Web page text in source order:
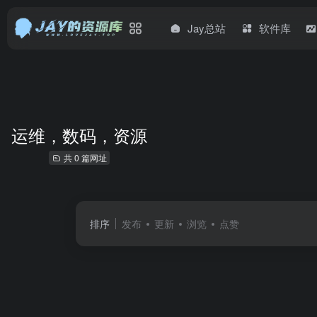
Jay总站 软件库
运维，数码，资源
共 0 篇网址
排序 发布 更新 浏览 点赞